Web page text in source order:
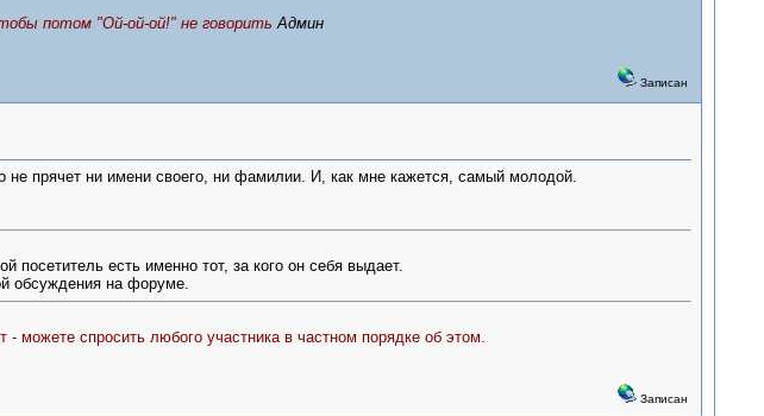
потом "Ой-ой-ой!" не говоритьАдмин
Записан
прячет ни имени своего, ни фамилии. И, как мне кажется, самый молодой.
посетитель есть именно тот, за кого он себя выдает.
обсуждения на форуме.
можете спросить любого участника в частном порядке об этом.
Записан